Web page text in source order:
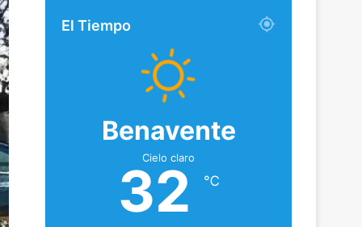
El Tiempo
Benavente
Cielo claro
32 ℃